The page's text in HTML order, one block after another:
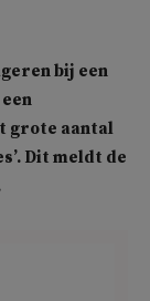
bij een
grote aantal
Dit meldt de